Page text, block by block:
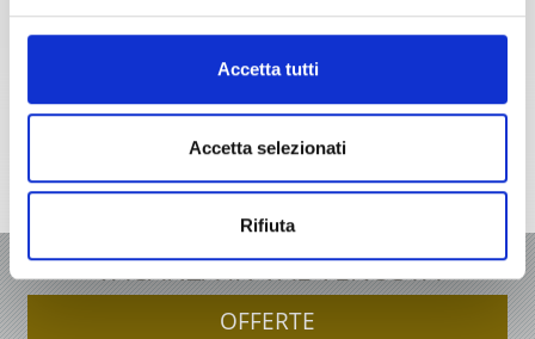
Accetta tutti
Accetta selezionati
Rifiuta
VACANZA IN VAL VENOSTA
OFFERTE